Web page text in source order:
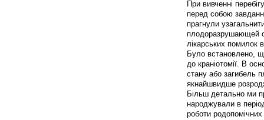
При вивченні
перед собою
прагнули
плодоразрушающей
лікарських помилок
Було встановлено,
до краніотомії. В
стану або загибель
якнайшвидше
Більш детально ми
народжували в
роботи родопомічних